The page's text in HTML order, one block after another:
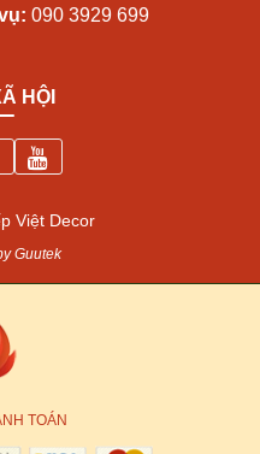
090 3929 699
HỘI
Việt Decor
Guutek
TOÁN